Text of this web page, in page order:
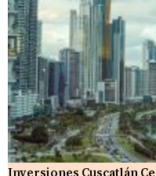
Inversiones Cuscatlán